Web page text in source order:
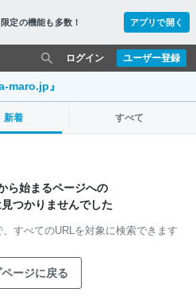
定の機能も多数！ アプリで開く
ユーザー登録
ログイン
maro.jp』
新着 すべて
ら始まるページへの
つかりませんでした
すべてのURLを対象に検索できます
ページに戻る